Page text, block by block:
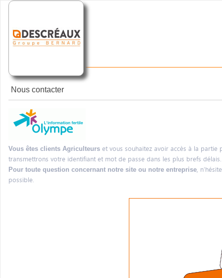
Nous contacter
Vous êtes clients Agriculteurs et vous souhaitez avoir accès à la partie
transmettrons votre identifiant et mot de passe dans les plus brefs délais.
Pour toute question concernant notre site ou notre entreprise,
possible.